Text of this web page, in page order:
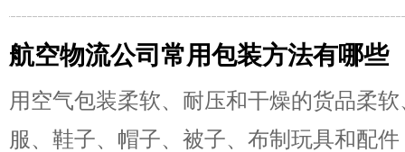
航空物流公司常用包装方法有哪些
用空气包装柔软、耐压和干燥的货品柔
服、鞋子、帽子、被子、布制玩具和配